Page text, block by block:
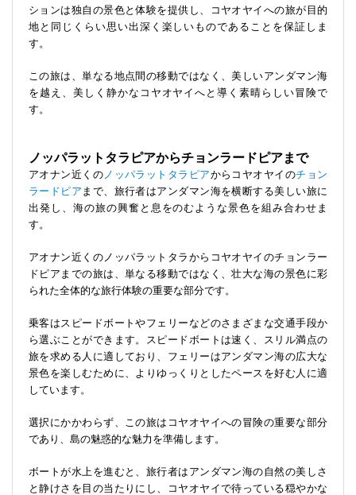
ションは独自の景色と体験を提供し、コヤオヤイへの旅が目的
地と同じくらい思い出深く楽しいものであることを保証しま
す。
この旅は、単なる地点間の移動ではなく、美しいアンダマン海
を越え、美しく静かなコヤオヤイへと導く素晴らしい冒険で
す。
ノッパラットタラピアからチョンラードピアまで
アオナン近くの ノッパラットタラピアからコヤオヤイのチョン
ラードピア まで、旅行者はアンダマン海を横断する美しい旅に
出発し、海の旅の興奮と息をのむような景色を組み合わせま
す。
アオナン近くのノッパラットタラからコヤオヤイのチョンラー
ドピアまでの旅は、単なる移動ではなく、壮大な海の景色に彩
られた全体的な旅行体験の重要な部分です。
乗客はスピードボートやフェリーなどのさまざまな交通手段か
ら選ぶことができます。スピードボートは速く、スリル満点の
旅を求める人に適しており、フェリーはアンダマン海の広大な
景色を楽しむために、よりゆっくりとしたペースを好む人に適
しています。
選択にかかわらず、この旅はコヤオヤイへの冒険の重要な部分
であり、島の魅惑的な魅力を準備します。
ボートが水上を進むと、旅行者はアンダマン海の自然の美しさ
と静けさを目の当たりにし、コヤオヤイで待っている穏やかな